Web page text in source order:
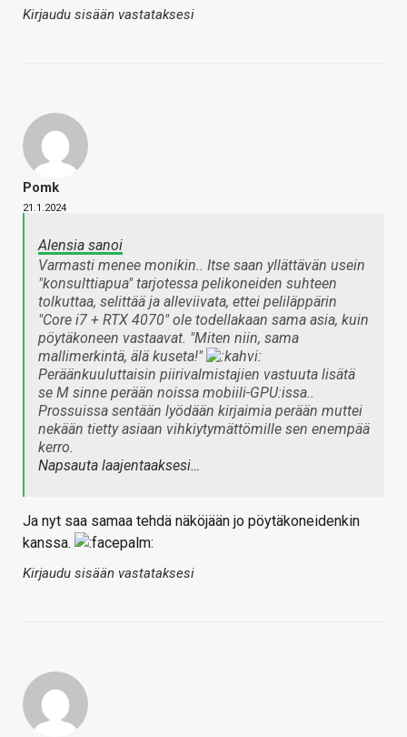
Kirjaudu sisään vastataksesi
Pomk
21.1.2024
Alensia sanoi
Varmasti menee monikin.. Itse saan yllättävän usein
"konsulttiapua" tarjotessa pelikoneiden suhteen
tolkuttaa, selittää ja alleviivata, ettei peliläppärin
"Core i7 + RTX 4070" ole todellakaan sama asia, kuin
pöytäkoneen vastaavat. "Miten niin, sama
mallimerkintä, älä kuseta!"
Peräänkuuluttaisin piirivalmistajien vastuuta lisätä
se M sinne perään noissa mobiili-GPU:issa..
Prossuissa sentään lyödään kirjaimia perään muttei
nekään tietty asiaan vihkiytymättömille sen enempää
kerro.
Napsauta laajentaaksesi…
Ja nyt saa samaa tehdä näköjään jo pöytäkoneidenkin
kanssa.
Kirjaudu sisään vastataksesi